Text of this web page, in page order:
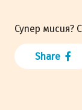
Супер мисия?
Share